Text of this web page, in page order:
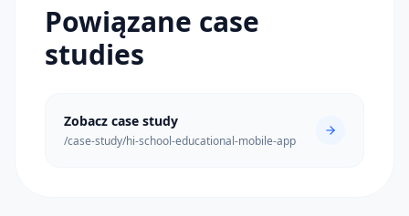
Powiązane case
studies
Zobacz case study
/case-study/hi-school-educational-mobile-app